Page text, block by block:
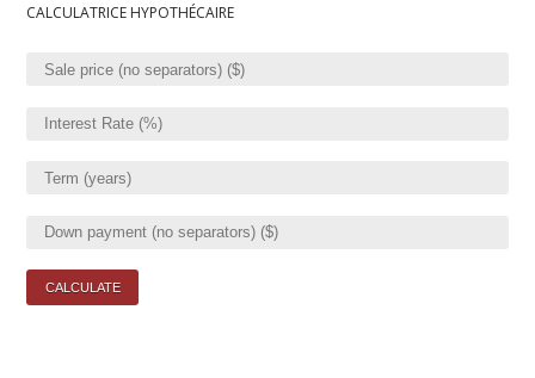
CALCULATRICE HYPOTHÉCAIRE